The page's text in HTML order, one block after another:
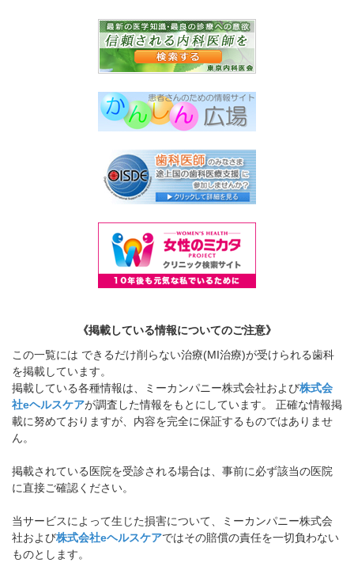
《掲載している情報についてのご注意》
この一覧には できるだけ削らない治療(MI治療)が受けられる歯科
を掲載しています。
掲載している各種情報は、ミーカンパニー株式会社および株式会
社eヘルスケアが調査した情報をもとにしています。 正確な情報掲
載に努めておりますが、内容を完全に保証するものではありませ
ん。
掲載されている医院を受診される場合は、事前に必ず該当の医院
に直接ご確認ください。
当サービスによって生じた損害について、ミーカンパニー株式会
社および株式会社eヘルスケアではその賠償の責任を一切負わない
ものとします。